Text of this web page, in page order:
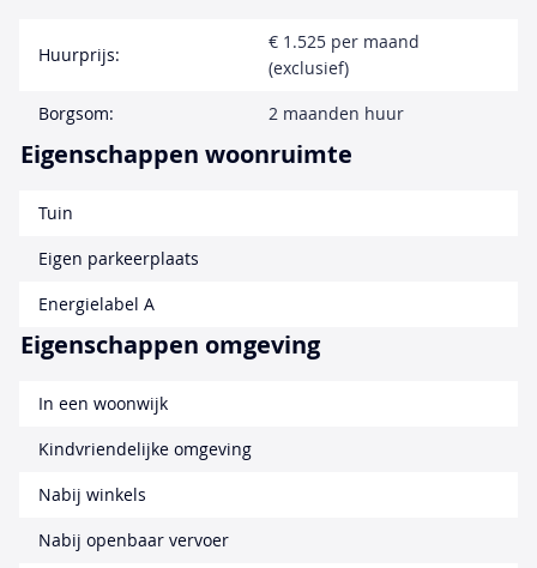
Huurprijs:
€ 1.525 per maand
(exclusief)
Borgsom:
2 maanden huur
Eigenschappen woonruimte
Tuin
Eigen parkeerplaats
Energielabel A
Eigenschappen omgeving
In een woonwijk
Kindvriendelijke omgeving
Nabij winkels
Nabij openbaar vervoer